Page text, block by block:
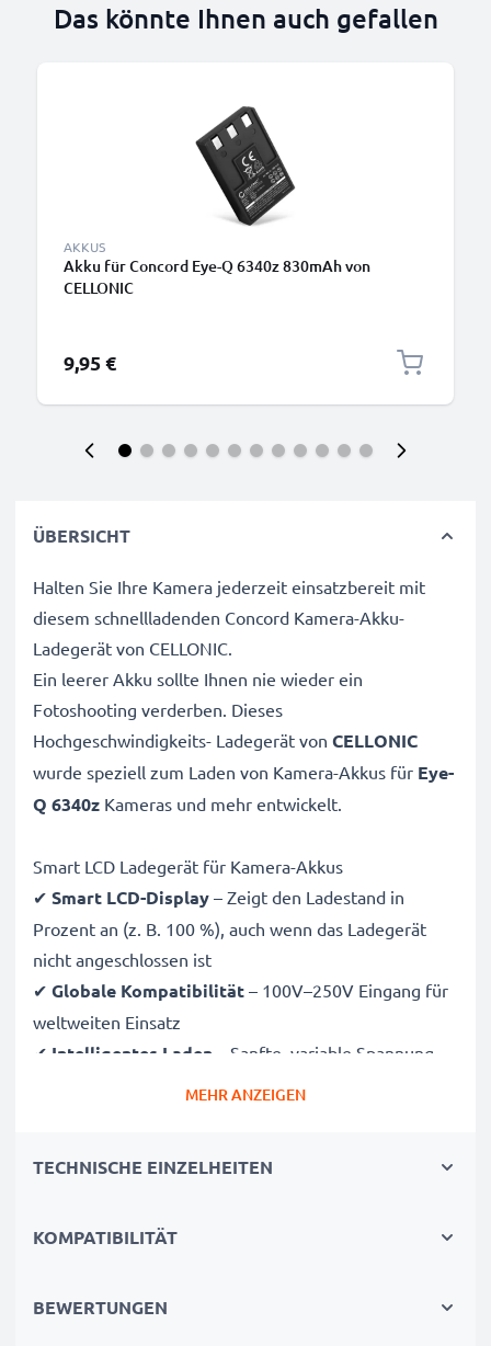
Das könnte Ihnen auch gefallen
AKKUS
Akku für Concord Eye-Q 6340z 830mAh von
CELLONIC
9,95 €
ÜBERSICHT
Halten Sie Ihre Kamera jederzeit einsatzbereit mit
diesem schnellladenden Concord Kamera-Akku-
Ladegerät von CELLONIC.
Ein leerer Akku sollte Ihnen nie wieder ein
Fotoshooting verderben. Dieses
Hochgeschwindigkeits- Ladegerät von CELLONIC
wurde speziell zum Laden von Kamera-Akkus für Eye-
Q 6340z Kameras und mehr entwickelt.
Smart LCD Ladegerät für Kamera-Akkus
✔ Smart LCD-Display – Zeigt den Ladestand in
Prozent an (z. B. 100 %), auch wenn das Ladegerät
nicht angeschlossen ist
✔ Globale Kompatibilität – 100V–250V Eingang für
weltweiten Einsatz
✔ Intelligentes Laden – Sanfte, variable Spannung
verlängert die Lebensdauer des Akkus
Kurzschluss
Kompakt & reisetauglich
Kameratasche
MEHR ANZEIGEN
TECHNISCHE EINZELHEITEN
KOMPATIBILITÄT
BEWERTUNGEN